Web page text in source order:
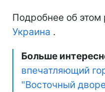
Подробнее об этом
Украина .
Больше
впечатляющий
"Восточный